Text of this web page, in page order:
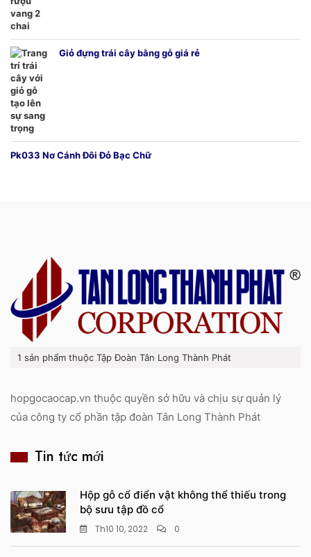
Giỏ đựng trái cây bằng gỗ giá rẻ
Pk033 Nơ Cánh Đôi Đỏ Bạc Chữ
1 sản phẩm thuộc Tập Đoàn Tân Long Thành Phát
hopgocaocap.vn thuộc quyền sở hữu và chịu sự quản lý
của công ty cổ phần tập đoàn Tân Long Thành Phát
Tin tức mới
Hộp gỗ cổ điển vật không thể thiếu trong
bộ sưu tập đồ cổ
Th10 10, 2022 0